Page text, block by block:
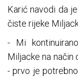
Karić navodi da
čiste rijeke
- Mi
Miljacke na način
- prvo je